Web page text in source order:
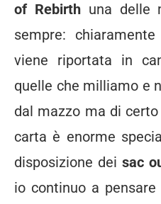
of Rebirthuna delle
sempre:
viene riportata in
quelle che milliamo e
dal mazzo ma di
carta è enorme
disposizione dei sac
io continuo a